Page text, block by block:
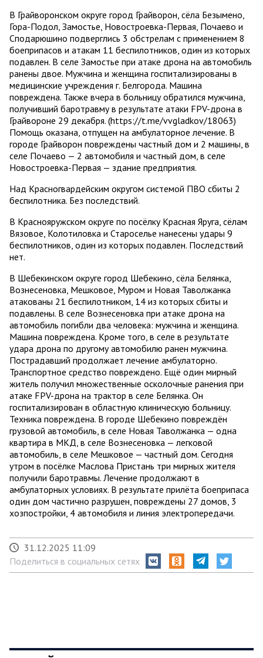
В Грайворонском округе город Грайворон, сёла Безымено,
Гора-Подол, Замостье, Новостроевка-Первая, Почаево и
Сподарюшино подверглись 3 обстрелам с применением 8
боеприпасов и атакам 11 беспилотников, один из которых
подавлен. В селе Замостье при атаке дрона на автомобиль
ранены двое. Мужчина и женщина госпитализированы в
медицинские учреждения г. Белгорода. Машина
повреждена. Также вчера в больницу обратился мужчина,
получивший баротравму в результате атаки FPV-дрона в
Грайвороне 29 декабря. (https://t.me/vvgladkov/18063)
Помощь оказана, отпущен на амбулаторное лечение. В
городе Грайворон повреждены частный дом и 2 машины, в
селе Почаево — 2 автомобиля и частный дом, в селе
Новостроевка-Первая — здание предприятия.
Над Красногвардейским округом системой ПВО сбиты 2
беспилотника. Без последствий.
В Краснояружском округе по посёлку Красная Яруга, сёлам
Вязовое, Колотиловка и Староселье нанесены удары 9
беспилотников, один из которых подавлен. Последствий
нет.
В Шебекинском округе город Шебекино, сёла Белянка,
Вознесеновка, Мешковое, Муром и Новая Таволжанка
атакованы 21 беспилотником, 14 из которых сбиты и
подавлены. В селе Вознесеновка при атаке дрона на
автомобиль погибли два человека: мужчина и женщина.
Машина повреждена. Кроме того, в селе в результате
удара дрона по другому автомобилю ранен мужчина.
Пострадавший продолжает лечение амбулаторно.
Транспортное средство повреждено. Ещё один мирный
житель получил множественные осколочные ранения при
атаке FPV-дрона на трактор в селе Белянка. Он
госпитализирован в областную клиническую больницу.
Техника повреждена. В городе Шебекино повреждён
грузовой автомобиль, в селе Новая Таволжанка — одна
квартира в МКД, в селе Вознесеновка — легковой
автомобиль, в селе Мешковое — частный дом. Сегодня
утром в посёлке Маслова Пристань три мирных жителя
получили баротравмы. Лечение продолжают в
амбулаторных условиях. В результате прилёта боеприпаса
один дом частично разрушен, повреждены 27 домов, 3
хозпостройки, 4 автомобиля и линия электропередачи.
31.12.2025 11:09
Поделиться в социальных сетях